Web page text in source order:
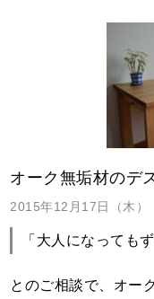
オーク無垢材のデ
2015年12月17日（木）
「大人になっても
とのご相談で、オー